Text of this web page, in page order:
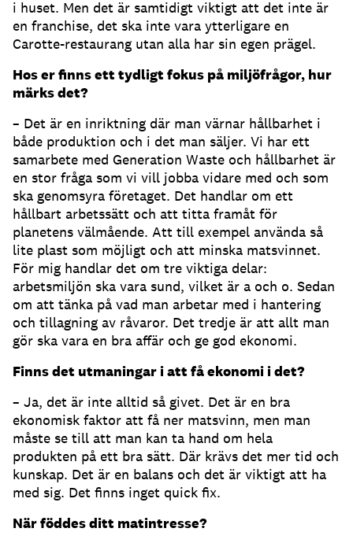
i huset. Men det är samtidigt viktigt att det inte är
en franchise, det ska inte vara ytterligare en
Carotte-restaurang utan alla har sin egen prägel.
Hos er finns ett tydligt fokus på miljöfrågor, hur
märks det?
– Det är en inriktning där man värnar hållbarhet i
både produktion och i det man säljer. Vi har ett
samarbete med Generation Waste och hållbarhet är
en stor fråga som vi vill jobba vidare med och som
ska genomsyra företaget. Det handlar om ett
hållbart arbetssätt och att titta framåt för
planetens välmående. Att till exempel använda så
lite plast som möjligt och att minska matsvinnet.
För mig handlar det om tre viktiga delar:
arbetsmiljön ska vara sund, vilket är a och o. Sedan
om att tänka på vad man arbetar med i hantering
och tillagning av råvaror. Det tredje är att allt man
gör ska vara en bra affär och ge god ekonomi.
Finns det utmaningar i att få ekonomi i det?
– Ja, det är inte alltid så givet. Det är en bra
ekonomisk faktor att få ner matsvinn, men man
måste se till att man kan ta hand om hela
produkten på ett bra sätt. Där krävs det mer tid och
kunskap. Det är en balans och det är viktigt att ha
med sig. Det finns inget quick fix.
När föddes ditt matintresse?